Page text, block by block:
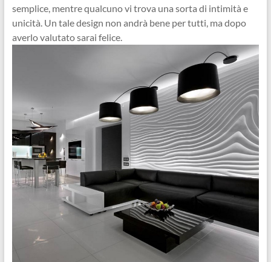
semplice, mentre qualcuno vi trova una sorta di intimità e
unicità. Un tale design non andrà bene per tutti, ma dopo
averlo valutato sarai felice.